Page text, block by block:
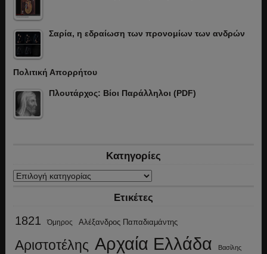
Σαρία, η εδραίωση των προνομίων των ανδρών
Πολιτική Απορρήτου
Πλουτάρχος: Βίοι Παράλληλοι (PDF)
Κατηγορίες
Κατηγορίες
Ετικέτες
1821 Όμηρος Αλέξανδρος Παπαδιαμάντης
Αριστοτέλης Αρχαία Ελλάδα Βασίλης